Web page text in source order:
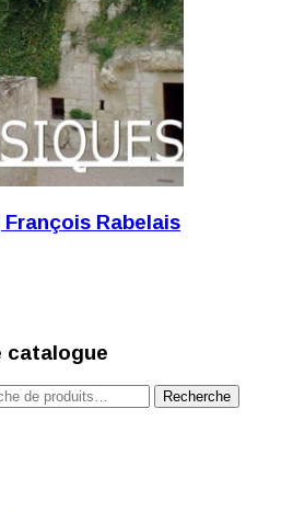
Rabelais
catalogue
Recherche